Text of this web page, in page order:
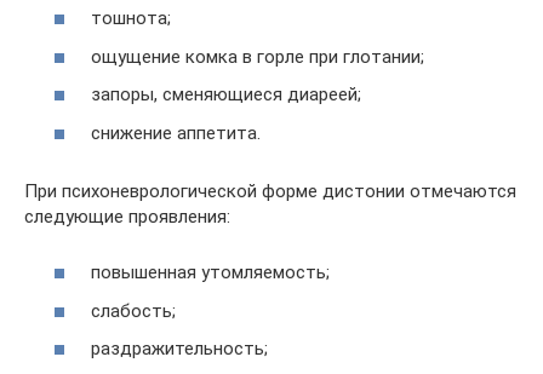
тошнота;
ощущение комка в горле при глотании;
запоры, сменяющиеся диареей;
снижение аппетита.
При психоневрологической форме дистонии отмечаются
следующие проявления:
повышенная утомляемость;
слабость;
раздражительность;